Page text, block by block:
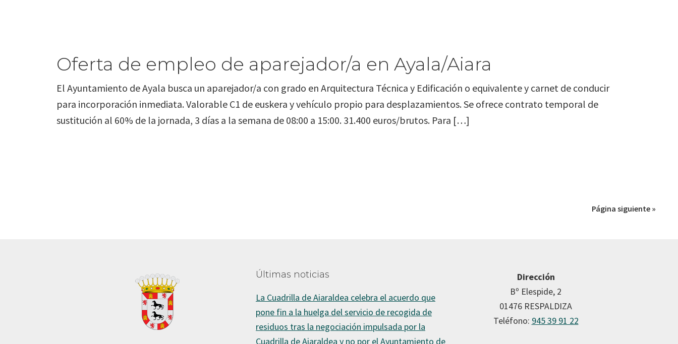
Oferta de empleo de aparejador/a en Ayala/Aiara
El Ayuntamiento de Ayala busca un aparejador/a con grado en Arquitectura Técnica y Edificación o equivalente y carnet de conducir
para incorporación inmediata. Valorable C1 de euskera y vehículo propio para desplazamientos. Se ofrece contrato temporal de
sustitución al 60% de la jornada, 3 días a la semana de 08:00 a 15:00. 31.400 euros/brutos. Para […]
Página siguiente »
Últimas noticias
La Cuadrilla de Aiaraldea celebra el acuerdo que
pone fin a la huelga del servicio de recogida de
residuos tras la negociación impulsada por la
Cuadrilla de Aiaraldea y no por el Ayuntamiento de
Dirección
Bº Elespide, 2
01476 RESPALDIZA
Teléfono: 945 39 91 22